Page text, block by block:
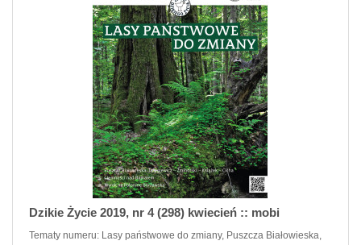
Dzikie Życie 2019, nr 4 (298) kwiecień :: mobi
Tematy numeru: Lasy państwowe do zmiany, Puszcza Białowieska,